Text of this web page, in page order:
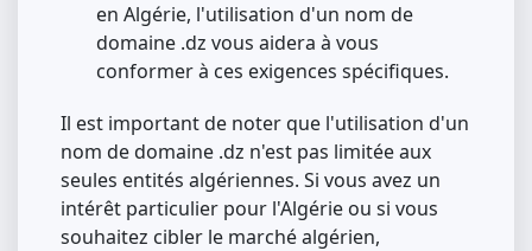
en Algérie, l'utilisation d'un nom de
domaine .dz vous aidera à vous
conformer à ces exigences spécifiques.
Il est important de noter que l'utilisation d'un
nom de domaine .dz n'est pas limitée aux
seules entités algériennes. Si vous avez un
intérêt particulier pour l'Algérie ou si vous
souhaitez cibler le marché algérien,